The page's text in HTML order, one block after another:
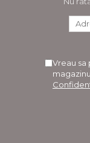
Vreau